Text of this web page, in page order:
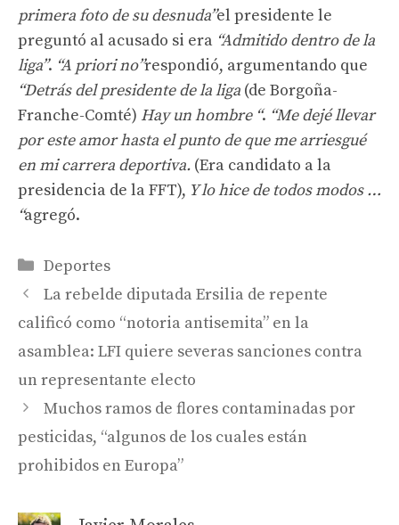
primera foto de su desnuda”el presidente le
preguntó al acusado si era “Admitido dentro de la
liga”. “A priori no”respondió, argumentando que
“Detrás del presidente de la liga (de Borgoña-
Franche-Comté) Hay un hombre “. “Me dejé llevar
por este amor hasta el punto de que me arriesgué
en mi carrera deportiva. (Era candidato a la
presidencia de la FFT), Y lo hice de todos modos …
“agregó.
Categorías
Deportes
La rebelde diputada Ersilia de repente
calificó como “notoria antisemita” en la
asamblea: LFI quiere severas sanciones contra
un representante electo
Muchos ramos de flores contaminadas por
pesticidas, “algunos de los cuales están
prohibidos en Europa”